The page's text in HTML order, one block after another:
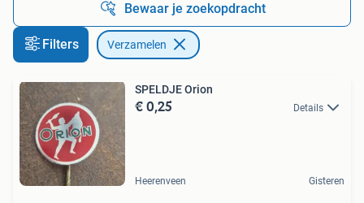
Bewaar je zoekopdracht
Filters Verzamelen
SPELDJE Orion
€ 0,25 Details
Heerenveen Gisteren